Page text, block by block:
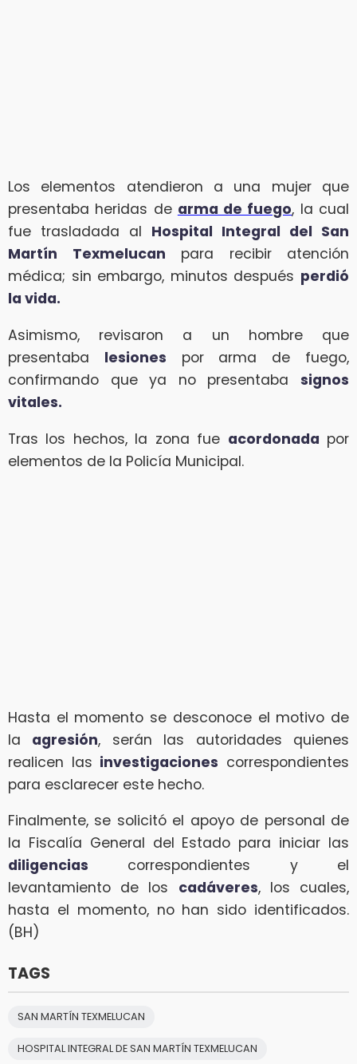
Los elementos atendieron a una mujer que
presentaba heridas de arma de fuego, la cual
fue trasladada al Hospital Integral del San
Martín Texmelucan para recibir atención
médica; sin embargo, minutos después perdió
la vida.
Asimismo, revisaron a un hombre que
presentaba lesiones por arma de fuego,
confirmando que ya no presentaba signos
vitales.
Tras los hechos, la zona fue acordonada por
elementos de la Policía Municipal.
Hasta el momento se desconoce el motivo de
la agresión, serán las autoridades quienes
realicen las investigaciones correspondientes
para esclarecer este hecho.
Finalmente, se solicitó el apoyo de personal de
la Fiscalía General del Estado para iniciar las
diligencias correspondientes y el
levantamiento de los cadáveres, los cuales,
hasta el momento, no han sido identificados.
(BH)
TAGS
SAN MARTÍN TEXMELUCAN
HOSPITAL INTEGRAL DE SAN MARTÍN TEXMELUCAN